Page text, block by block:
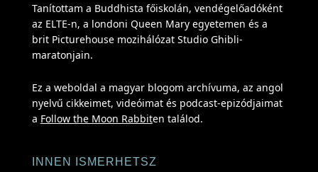
Tanítottam a Buddhista főiskolán, vendégelőadóként
az ELTE-n, a londoni Queen Mary egyetemen és a
brit Picturehouse mozihálózat Studio Ghibli-
maratonjain.
Ez a weboldal a magyar blogom archívuma, az angol
nyelvű cikkeimet, videóimat és podcast-epizódjaimat
a Follow the Moon Rabbiten találod.
INNEN ISMERHETSZ